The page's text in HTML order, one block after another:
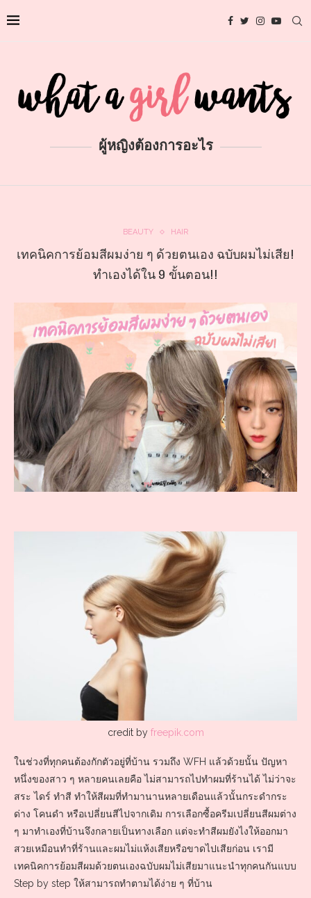
ผู้หญิงต้องการอะไร
BEAUTY HAIR
เทคนิคการย้อมสีผมง่าย ๆ ด้วยตนเอง ฉบับผมไม่เสีย!
ทำเองได้ใน 9 ขั้นตอน!!
credit by freepik.com
ในช่วงที่ทุกคนต้องกักตัวอยู่ที่บ้าน รวมถึง WFH แล้วด้วยนั้น ปัญหา
หนึ่งของสาว ๆ หลายคนเลยคือ ไม่สามารถไปทำผมที่ร้านได้ ไม่ว่าจะ
สระ ไดร์ ทำสี ทำให้สีผมที่ทำมานานหลายเดือนแล้วนั้นกระดำกระ
ด่าง โคนดำ หรือเปลี่ยนสีไปจากเดิม การเลือกซื้อครีมเปลี่ยนสีผมต่าง
ๆ มาทำเองที่บ้านจึงกลายเป็นทางเลือก แต่จะทำสีผมยังไงให้ออกมา
สวยเหมือนทำที่ร้านและผมไม่แห้งเสียหรือขาดไปเสียก่อน เรามี
เทคนิคการย้อมสีผมด้วยตนเองฉบับผมไม่เสียมาแนะนำทุกคนกันแบบ
Step by step ให้สามารถทำตามได้ง่าย ๆ ที่บ้าน